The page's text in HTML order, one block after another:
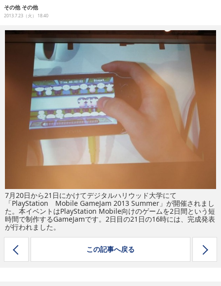
産業政策
連載
イベント/セミナー
eスポーツ
その他 その他
2013.7.23（火） 18:40
7月20日から21日にかけてデジタルハリウッド大学にて
「PlayStation Mobile GameJam 2013 Summer」が開催されまし
た。本イベントはPlayStation Mobile向けのゲームを2日間という短
時間で制作するGameJamです。2日目の21日の16時には、完成発表
が行われました。
この記事へ戻る